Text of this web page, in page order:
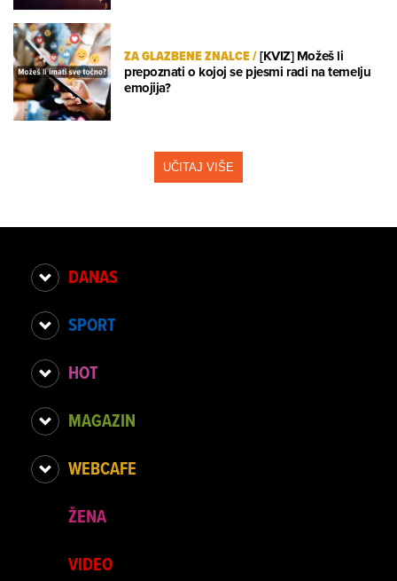
ZA GLAZBENE ZNALCE/[KVIZ] Možeš li
prepoznati o kojoj se pjesmi radi na temelju
emojija?
UČITAJ VIŠE
DANAS
SPORT
HOT
MAGAZIN
WEBCAFE
ŽENA
VIDEO